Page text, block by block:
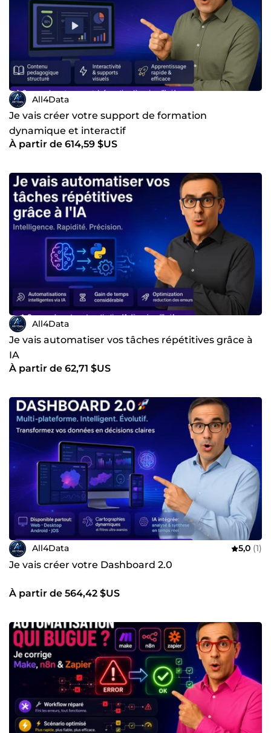
All4Data
Je vais créer votre support de formation
dynamique et interactif
À partir de 614,59 $US
All4Data
Je vais automatiser vos tâches répétitives grâce à
IA
À partir de 62,71 $US
All4Data 5,0 (1)
Je vais créer votre Dashboard 2.0
À partir de 564,42 $US